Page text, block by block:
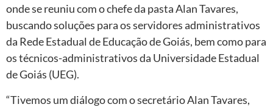
onde se reuniu com o chefe da pasta Alan Tavares,
buscando soluções para os servidores administrativos
da Rede Estadual de Educação de Goiás, bem como para
os técnicos-administrativos da Universidade Estadual
de Goiás (UEG).
“Tivemos um diálogo com o secretário Alan Tavares,